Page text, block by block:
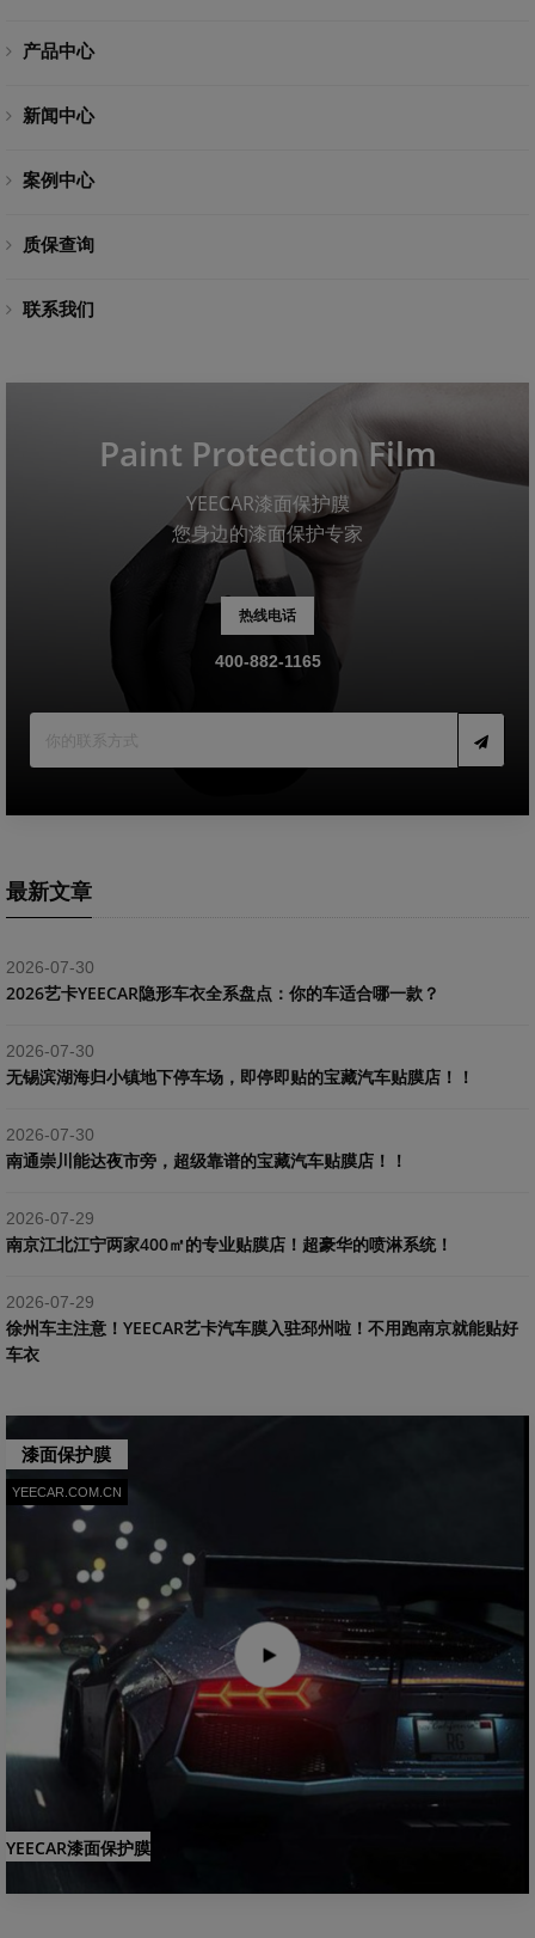
产品中心
新闻中心
案例中心
质保查询
联系我们
Paint Protection Film
YEECAR漆面保护膜
您身边的漆面保护专家
热线电话
400-882-1165
最新文章
2026-07-30
2026艺卡YEECAR隐形车衣全系盘点：你的车适合哪一款？
2026-07-30
​无锡滨湖海归小镇地下停车场，即停即贴的宝藏汽车贴膜店！！
2026-07-30
南通崇川能达夜市旁，超级靠谱的宝藏汽车贴膜店！！
2026-07-29
南京江北江宁两家400㎡的专业贴膜店！超豪华的喷淋系统！
2026-07-29
​徐州车主注意！YEECAR艺卡汽车膜入驻邳州啦！不用跑南京就能贴好
车衣
漆面保护膜
YEECAR.COM.CN
YEECAR漆面保护膜